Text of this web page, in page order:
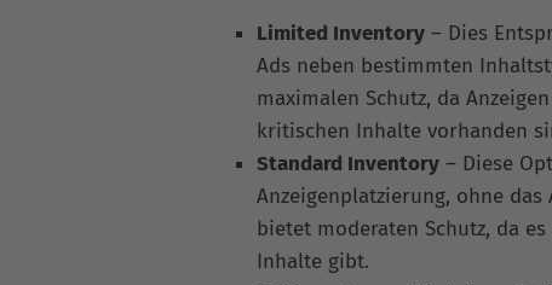
Limited Inventory – Dies
Ads neben bestimmten
maximalen Schutz, da
kritischen Inhalte vorhanden
Standard Inventory – Diese
Anzeigenplatzierung, ohne
bietet moderaten Schutz, da
Inhalte gibt.